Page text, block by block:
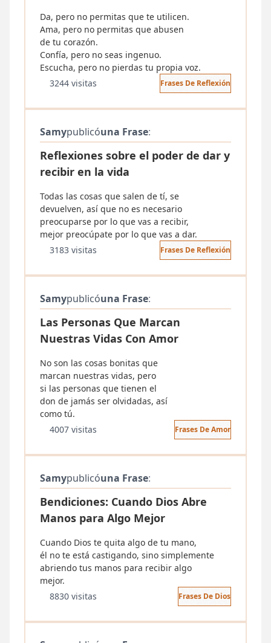
Da, pero no permitas que te utilicen.
Ama, pero no permitas que abusen
de tu corazón.
Confía, pero no seas ingenuo.
Escucha, pero no pierdas tu propia voz.
3244 visitas
Frases De Reflexión
Samypublicóuna Frase:
Reflexiones sobre el poder de dar y
recibir en la vida
Todas las cosas que salen de tí, se
devuelven, así que no es necesario
preocuparse por lo que vas a recibir,
mejor preocúpate por lo que vas a dar.
3183 visitas
Frases De Reflexión
Samypublicóuna Frase:
Las Personas Que Marcan
Nuestras Vidas Con Amor
No son las cosas bonitas que
marcan nuestras vidas, pero
si las personas que tienen el
don de jamás ser olvidadas, así
como tú.
4007 visitas
Frases De Amor
Samypublicóuna Frase:
Bendiciones: Cuando Dios Abre
Manos para Algo Mejor
Cuando Dios te quita algo de tu mano,
él no te está castigando, sino simplemente
abriendo tus manos para recibir algo
mejor.
8830 visitas
Frases De Dios